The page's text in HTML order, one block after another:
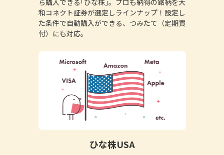
和コネクト証券が選定しラインナップ！設定し
た条件で自動購入ができる、つみたて（定期買
付）にも対応。
ひな株USA